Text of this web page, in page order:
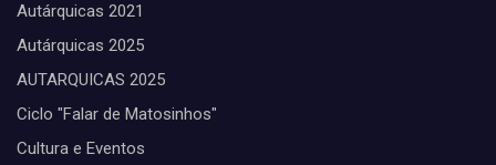
Autárquicas 2021
Autárquicas 2025
AUTARQUICAS 2025
Ciclo "Falar de Matosinhos"
Cultura e Eventos